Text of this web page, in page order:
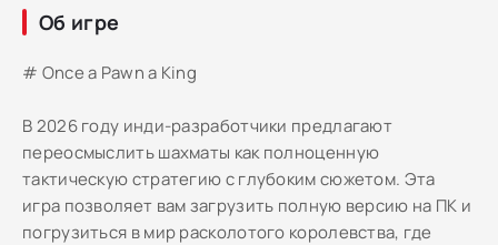
Об игре
# Once a Pawn a King
В 2026 году инди-разработчики предлагают
переосмыслить шахматы как полноценную
тактическую стратегию с глубоким сюжетом. Эта
игра позволяет вам загрузить полную версию на ПК и
погрузиться в мир расколотого королевства, где